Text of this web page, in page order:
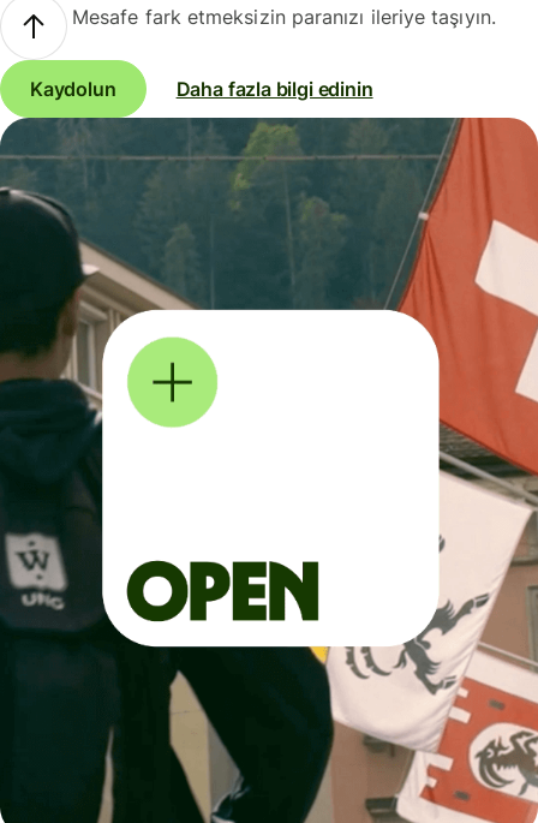
Mesafe fark etmeksizin paranızı ileriye taşıyın.
Kaydolun Daha fazla bilgi edinin